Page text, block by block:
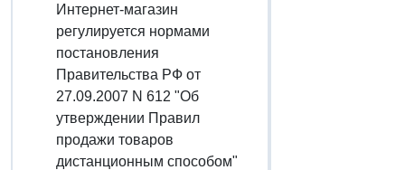
Интернет-магазин
регулируется нормами
постановления
Правительства РФ от
27.09.2007 N 612 "Об
утверждении Правил
продажи товаров
дистанционным способом"